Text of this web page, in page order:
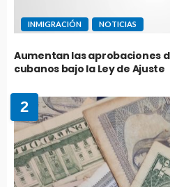
INMIGRACIÓN NOTICIAS
Aumentan las aprobaciones
cubanos bajo la Ley de Ajuste
2